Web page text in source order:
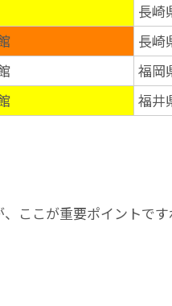
長崎
長崎
福岡
福井
ここが重要ポイントです